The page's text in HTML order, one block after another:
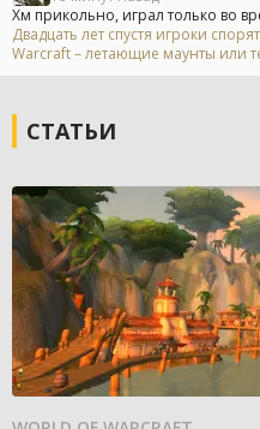
Хм прикольно, играл только во
Двадцать лет спустя игроки
Warcraft – летающие маунты или
СТАТЬИ